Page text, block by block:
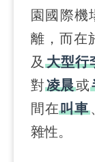
園國際機
離，而在
及 大型行
對凌晨或
間在叫車
雜性。